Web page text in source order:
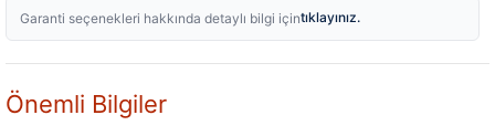
Garanti seçenekleri hakkında detaylı bilgi içintıklayınız.
Önemli Bilgiler